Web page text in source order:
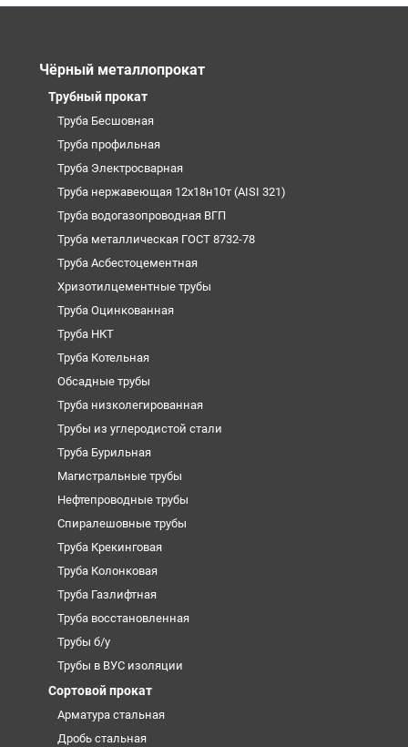
Чёрный металлопрокат
Трубный прокат
Труба Бесшовная
Труба профильная
Труба Электросварная
Труба нержавеющая 12х18н10т (AISI 321)
Труба водогазопроводная ВГП
Труба металлическая ГОСТ 8732-78
Труба Асбестоцементная
Хризотилцементные трубы
Труба Оцинкованная
Труба НКТ
Труба Котельная
Обсадные трубы
Труба низколегированная
Трубы из углеродистой стали
Труба Бурильная
Магистральные трубы
Нефтепроводные трубы
Спиралешовные трубы
Труба Крекинговая
Труба Колонковая
Труба Газлифтная
Труба восстановленная
Трубы б/у
Трубы в ВУС изоляции
Сортовой прокат
Арматура стальная
Дробь стальная